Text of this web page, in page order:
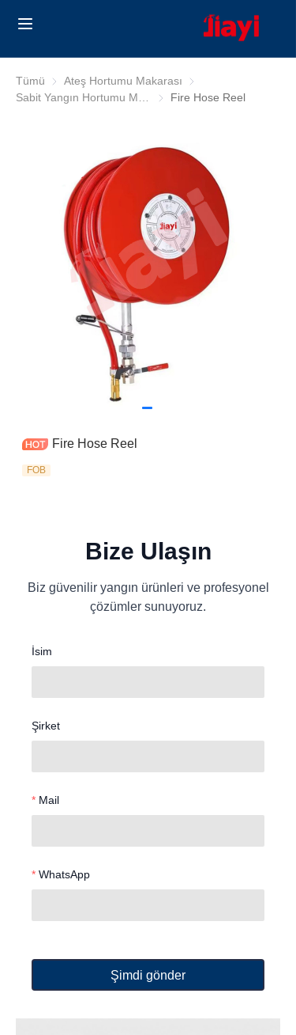
Tümü Ateş Hortumu Makarası Ateş Hortumu Makarası
Sabit Yangın Hortumu
Fire Hose Reel
Fire Hose Reel
FOB
Bize Ulaşın
Biz güvenilir yangın ürünleri ve profesyonel
çözümler sunuyoruz.
İsim
Şirket
Mail
WhatsApp
Şimdi gönder
Products
Hakkımızda
Contact us